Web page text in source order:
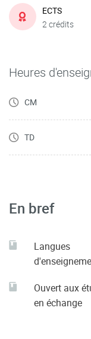
ECTS
2 crédits
Heures
CM
TD
En bref
Langues
Ouvert aux
en échange